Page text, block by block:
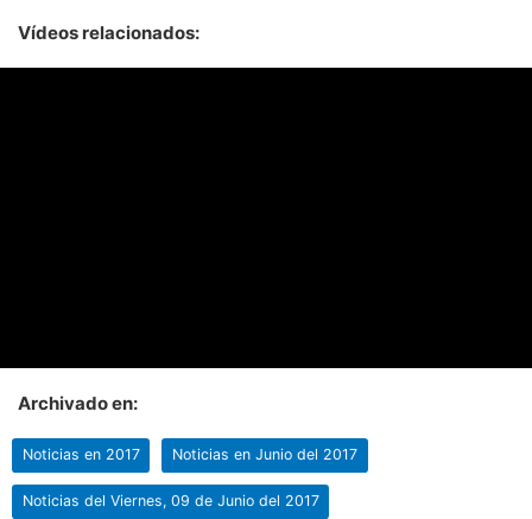
Vídeos relacionados:
Archivado en:
Noticias en 2017 Noticias en Junio del 2017
Noticias del Viernes, 09 de Junio del 2017